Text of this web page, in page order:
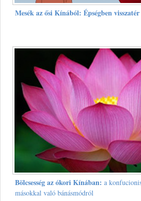
Mesék az ősi Kínából: Épségben visszatér
Bölcsesség az ókori Kínában: a
másokkal való bánásmódról